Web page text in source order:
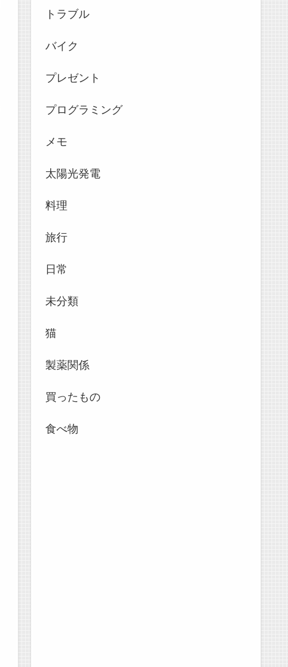
トラブル
バイク
プレゼント
プログラミング
メモ
太陽光発電
料理
旅行
日常
未分類
猫
製薬関係
買ったもの
食べ物